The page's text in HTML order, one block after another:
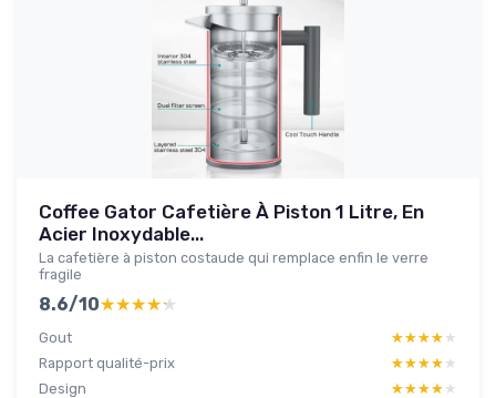
Coffee Gator Cafetière À Piston 1 Litre, En
Acier Inoxydable...
La cafetière à piston costaude qui remplace enfin le verre
fragile
8.6/10★★★★★
★★★★★
Gout ★★★★★
★★★★★
Rapport qualité-prix
★★★★★
★★★★★
Design
★★★★★
★★★★★